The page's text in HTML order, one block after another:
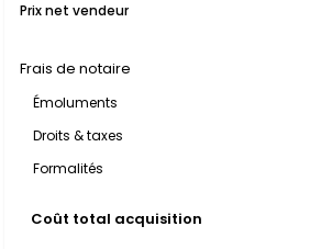
Prix net vendeur
Frais de notaire
Émoluments
Droits & taxes
Formalités
Coût total acquisition